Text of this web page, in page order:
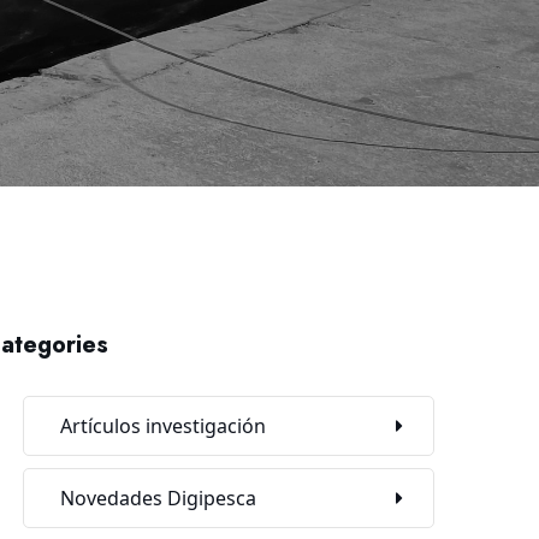
Artículos investigación
Novedades Digipesca